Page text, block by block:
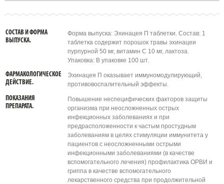
СОСТАВ И ФОРМА
ВЫПУСКА.
Форма выпуска: Эхинацея П таблетки. Состав: 1
таблетка содержит порошок травы эхинацеи
пурпурной 50 мг, витамин С 10 мг, лактоза.
Упаковка: В упаковке 100 шт.
ФАРМАКОЛОГИЧЕСКОЕ
ДЕЙСТВИЕ.
Эхинацея П оказывает иммуномодулирующий,
противовоспалительный эффекты.
ПОКАЗАНИЯ
ПРЕПАРАТА.
Повышение неспецифических факторов защиты
организма при неосложненных острых
инфекционных заболеваниях и при
предрасположенности к частым простудным
заболеваниям в целях стимуляции иммунитета у
пациентов с неосложненными острыми
инфекционными заболеваниями (в качестве
вспомогательного лечения) профилактика ОРВИ и
гриппа в качестве вспомогательного
лекарственного средства при продолжительной